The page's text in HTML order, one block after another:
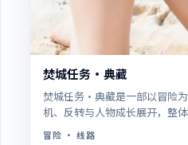
焚城任务·典藏
焚城任务·典藏是一部以冒险
机、反转与人物成长展开，整
冒险 · 线路